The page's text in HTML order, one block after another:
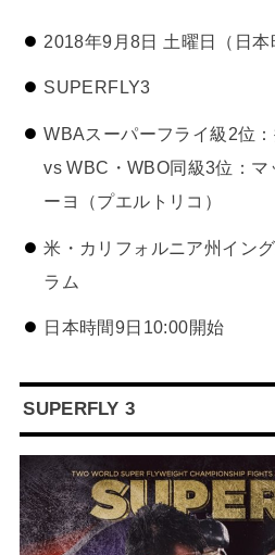
2018年9月8日 土曜日（日本
SUPERFLY3
WBAスーパーフライ級2位
vs WBC・WBO同級3位：マ
ーヨ（プエルトリコ）
米・カリフォルニア州イン
ラム
日本時間9日10:00開始
SUPERFLY 3